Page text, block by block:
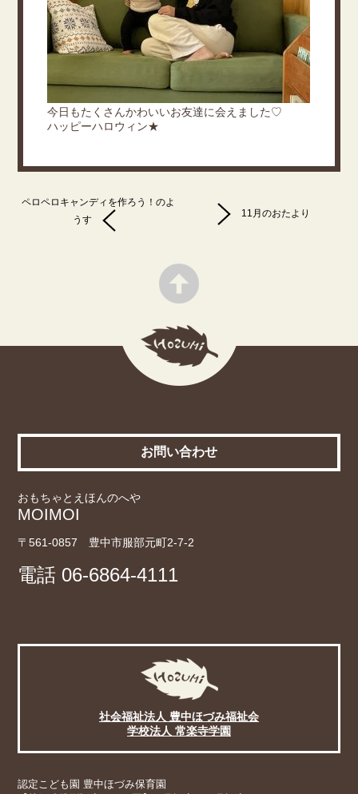
今日もたくさんかわいいお友達に会えました♡
ハッピーハロウィン★
ペロペロキャンディを作ろう！のよ
うす
11月のおたより
お問い合わせ
おもちゃとえほんのへや
MOIMOI
〒561-0857 豊中市服部元町2-7-2
電話 06-6864-4111
社会福祉法人 豊中ほづみ福祉会
学校法人 常楽寺学園
認定こども園 豊中ほづみ保育園